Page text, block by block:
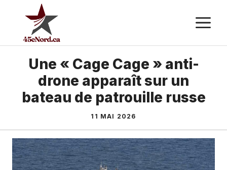
contenu
Une « Cage Cage » anti-
drone apparaît sur un
bateau de patrouille russe
11 MAI 2026